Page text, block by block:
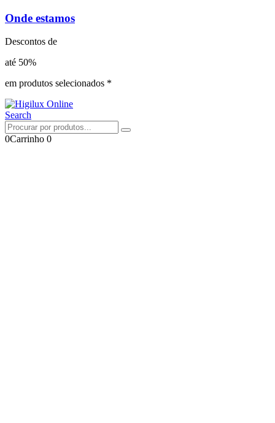
Onde estamos
Descontos de
até 50%
em produtos selecionados *
Search
0Carrinho 0